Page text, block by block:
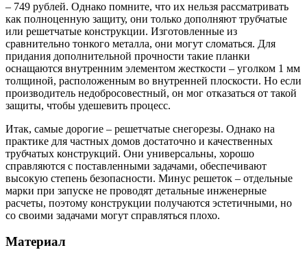
– 749 рублей. Однако помните, что их нельзя рассматривать
как полноценную защиту, они только дополняют трубчатые
или решетчатые конструкции. Изготовленные из
сравнительно тонкого металла, они могут сломаться. Для
придания дополнительной прочности такие планки
оснащаются внутренним элементом жесткости – уголком 1 мм
толщиной, расположенным во внутренней плоскости. Но если
производитель недобросовестный, он мог отказаться от такой
защиты, чтобы удешевить процесс.
Итак, самые дорогие – решетчатые снегорезы. Однако на
практике для частных домов достаточно и качественных
трубчатых конструкций. Они универсальны, хорошо
справляются с поставленными задачами, обеспечивают
высокую степень безопасности. Минус решеток – отдельные
марки при запуске не проводят детальные инженерные
расчеты, поэтому конструкции получаются эстетичными, но
со своими задачами могут справляться плохо.
Материал